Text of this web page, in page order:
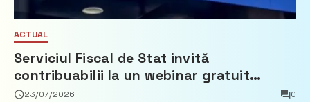
ACTUAL
Serviciul Fiscal de Stat invită
contribuabilii la un webinar gratuit
privind calculul impozitului pe bunurile
23/07/2026 0